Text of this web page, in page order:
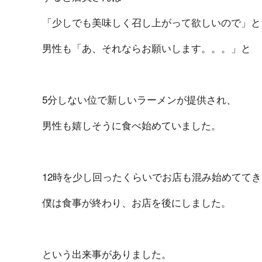
「少しでも美味しく召し上がって欲しいので」と
男性も「あ、それならお願いします。。。」と
5分しない位で新しいラーメンが提供され、
男性も嬉しそうに食べ始めていました。
12時を少し回ったくらいでお店も混み始めててき
僕は食事が終わり、お店を後にしました。
という出来事がありました。